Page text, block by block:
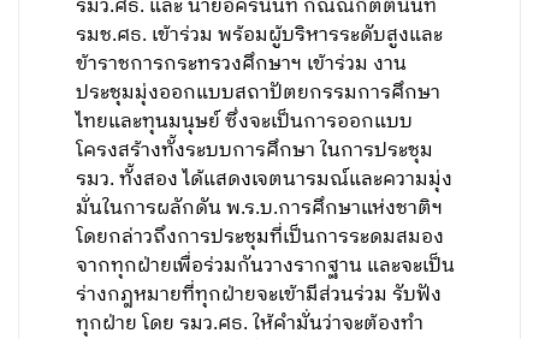
รมว.ศธ. และ นายอัครนันท์ กัณณ์กิตตินันท์
รมช.ศธ. เข้าร่วม พร้อมผู้บริหารระดับสูงและ
ข้าราชการกระทรวงศึกษาฯ เข้าร่วม งาน
ประชุมมุ่งออกแบบสถาปัตยกรรมการศึกษา
ไทยและทุนมนุษย์ ซึ่งจะเป็นการออกแบบ
โครงสร้างทั้งระบบการศึกษา ในการประชุม
รมว. ทั้งสอง ได้แสดงเจตนารมณ์และความมุ่ง
มั่นในการผลักดัน พ.ร.บ.การศึกษาแห่งชาติฯ
โดยกล่าวถึงการประชุมที่เป็นการระดมสมอง
จากทุกฝ่ายเพื่อร่วมกันวางรากฐาน และจะเป็น
ร่างกฎหมายที่ทุกฝ่ายจะเข้ามีส่วนร่วม รับฟัง
ทุกฝ่าย โดย รมว.ศธ. ให้คำมั่นว่าจะต้องทำ